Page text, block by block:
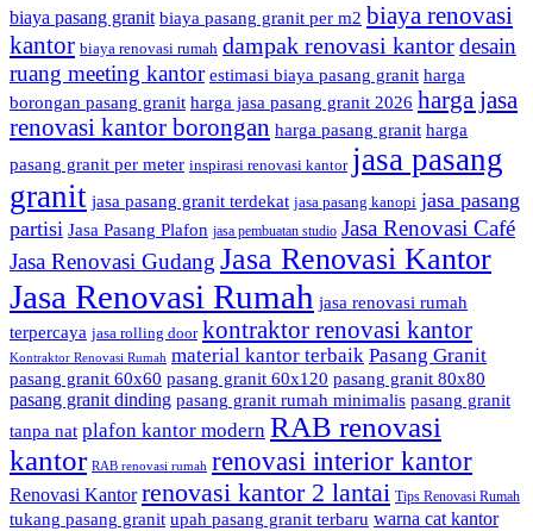
biaya pasang granit biaya pasang granit per m2 biaya renovasi
kantor biaya renovasi rumah dampak renovasi kantordesain
ruang meeting kantor estimasi biaya pasang granit harga
borongan pasang granit harga jasa pasang granit 2026 harga jasa
renovasi kantor borongan harga pasang granit harga
pasang granit per meter inspirasi renovasi kantor jasa pasang
granit jasa pasang granit terdekat jasa pasang kanopi jasa pasang
partisi Jasa Pasang Plafon jasa pembuatan studio Jasa Renovasi Café
Jasa Renovasi Gudang Jasa Renovasi Kantor
Jasa Renovasi Rumah jasa renovasi rumah
terpercaya jasa rolling door kontraktor renovasi kantor
Kontraktor Renovasi Rumah material kantor terbaik Pasang Granit
pasang granit 60x60 pasang granit 60x120 pasang granit 80x80
pasang granit dinding pasang granit rumah minimalis pasang granit
tanpa nat plafon kantor modern RAB renovasi
kantor RAB renovasi rumah renovasi interior kantor
Renovasi Kantor renovasi kantor 2 lantai Tips Renovasi Rumah
tukang pasang granit upah pasang granit terbaru warna cat kantor